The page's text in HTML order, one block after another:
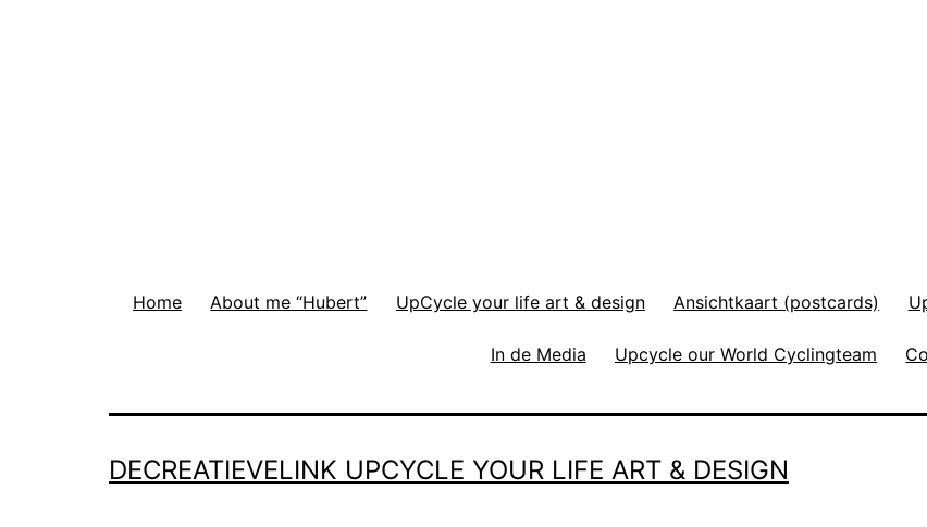
Home About me “Hubert” UpCycle your life art & design Ansichtkaart (postcards)
In de Media Upcycle our World Cyclingteam
DECREATIEVELINK UPCYCLE YOUR LIFE ART & DESIGN